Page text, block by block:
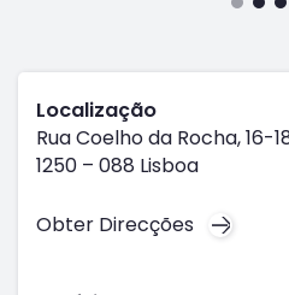
Localização
Rua Coelho da Rocha, 16-
1250 – 088 Lisboa
Obter Direcções